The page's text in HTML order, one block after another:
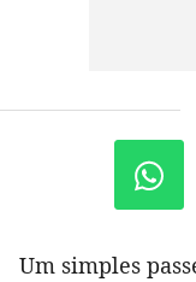
Um simples